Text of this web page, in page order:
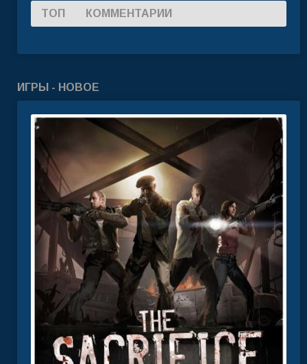
ТОП КОММЕНТАРИИ
ИГРЫ - НОВОЕ